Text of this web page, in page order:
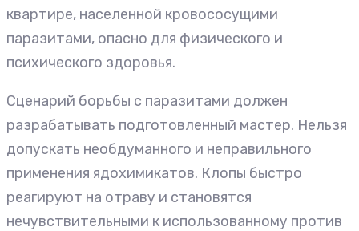
квартире, населенной кровососущими
паразитами, опасно для физического и
психического здоровья.
Сценарий борьбы с паразитами должен
разрабатывать подготовленный мастер. Нельзя
допускать необдуманного и неправильного
применения ядохимикатов. Клопы быстро
реагируют на отраву и становятся
нечувствительными к использованному против